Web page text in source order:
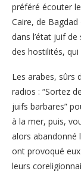
préféré écouter
Caire, de
dans l’état juif
des hostilités,
Les arabes, sûrs
radios : “Sortez
juifs barbares”
à la mer, puis,
alors abandonné
ont provoqué
leurs